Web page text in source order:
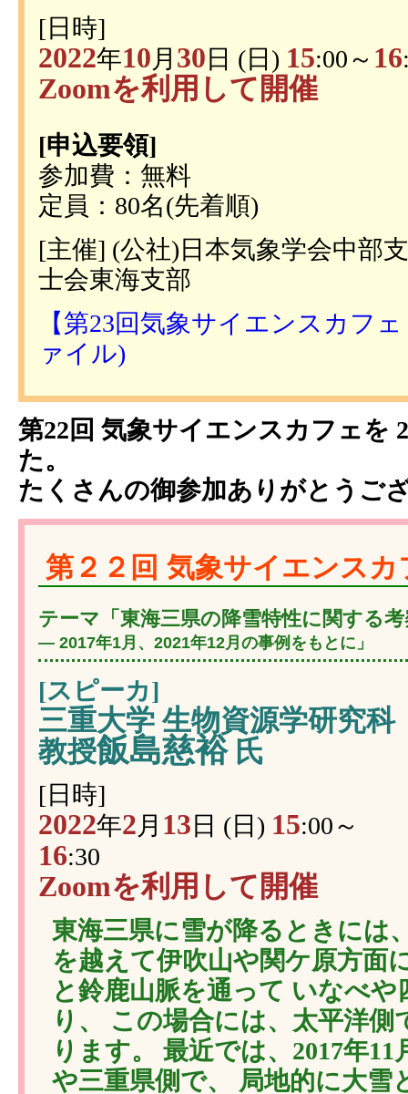
[日時]
2022年10月 30 日 (日) 15:00～ 16
Zoomを利用して開催
[申込要領]
参加費：無料
定員：80名(先着順)
[主催] (公社)日本気象学会中部
士会東海支部
【第23回気象サイエンスカフ
ァイル)
第22回 気象サイエンスカフェを
た。
たくさんの御参加ありがとうご
第２２回 気象サイエンス
テーマ「東海三県の降雪特性に関する
― 2017年1月、2021年12月の事例をもとに」
[スピーカ]
三重大学 生物資源学研究科
教授飯島慈裕氏
[日時]
2022年2月 13 日 (日) 15:00～
16:30
Zoomを利用して開催
東海三県に雪が降るときには
を越えて伊吹山や関ケ原方面
と鈴鹿山脈を通って いなべ
り、 この場合には、太平洋
ります。 最近では、2017年11
や三重県側で、 局地的に大雪